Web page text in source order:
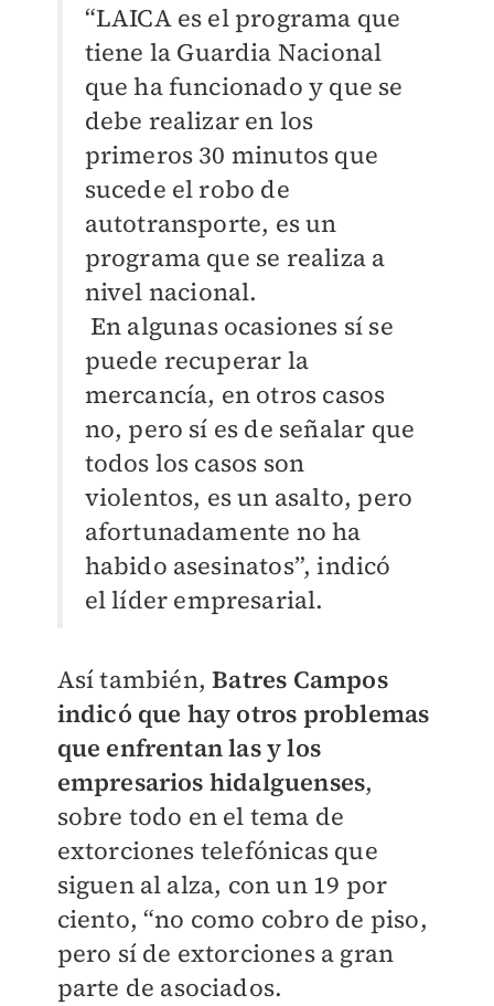
“LAICA es el programa que
tiene la Guardia Nacional
que ha funcionado y que se
debe realizar en los
primeros 30 minutos que
sucede el robo de
autotransporte, es un
programa que se realiza a
nivel nacional.
En algunas ocasiones sí se
puede recuperar la
mercancía, en otros casos
no, pero sí es de señalar que
todos los casos son
violentos, es un asalto, pero
afortunadamente no ha
habido asesinatos”, indicó
el líder empresarial.
Así también,Batres Campos
indicó que hay otros problemas
que enfrentan las y los
empresarios hidalguenses,
sobre todo en el tema de
extorciones telefónicas que
siguen al alza, con un 19 por
ciento, “no como cobro de piso,
pero sí de extorciones a gran
parte de asociados.